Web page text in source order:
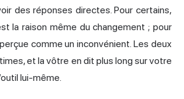
des réponses directes. Pour certains,
la raison même du changement ; pour
comme un inconvénient. Les deux
et la vôtre en dit plus long sur votre
lui-même.